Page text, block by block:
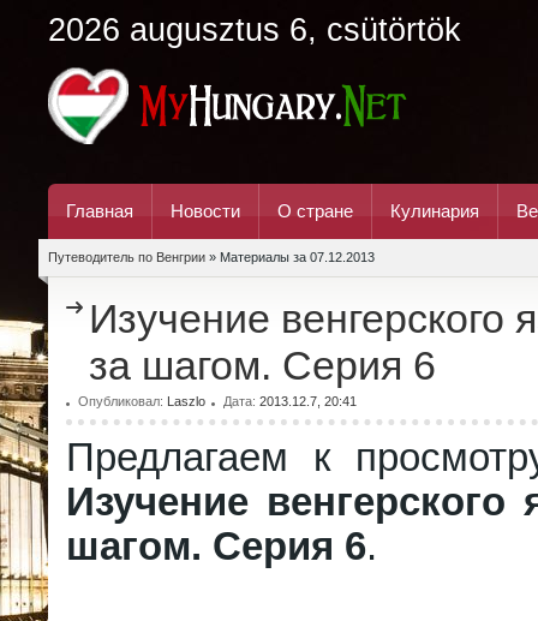
2026 augusztus 6, csütörtök
Главная Новости О стране Кулинария
Путеводитель по Венгрии » Материалы за 07.12.2013
Изучение венгерского
за шагом. Серия 6
Опубликовал: Laszlo Дата: 2013.12.7, 20:41
Предлагаем к
Изучение венгерского
шагом. Серия 6.